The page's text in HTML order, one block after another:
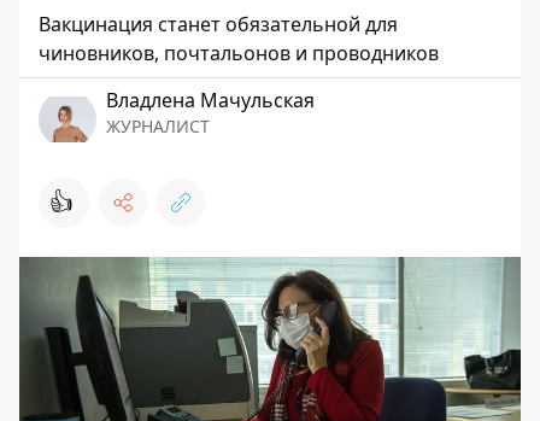
Вакцинация станет обязательной для
чиновников, почтальонов и проводников
Владлена Мачульская
ЖУРНАЛИСТ
👍